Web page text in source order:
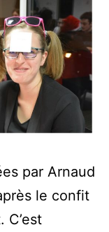
par Arnaud
le confit